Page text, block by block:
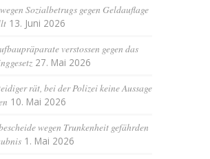
Sozialbetrugs gegen Geldauflage
13. Juni 2026
verstossen gegen das
27. Mai 2026
rät, bei der Polizei keine Aussage
10. Mai 2026
wegen Trunkenheit gefährden
1. Mai 2026